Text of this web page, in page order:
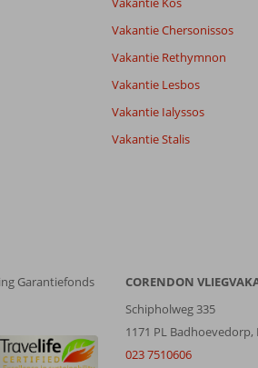
Vakantie Chersonissos
Vakantie Rethymnon
Vakantie Lesbos
Vakantie Ialyssos
Vakantie Stalis
Garantiefonds
CORENDON
Schipholweg 335
1171 PL
023 7510606